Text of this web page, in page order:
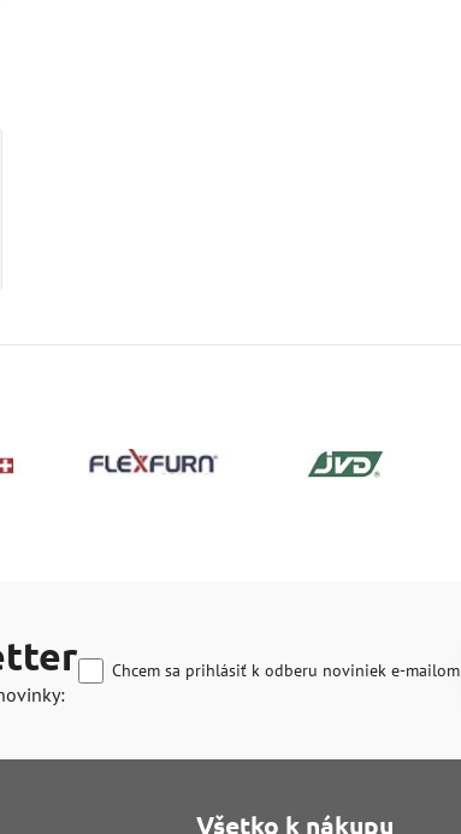
Chcem sa prihlásiť k odberu noviniek e-mailom
Všetko k nákupu